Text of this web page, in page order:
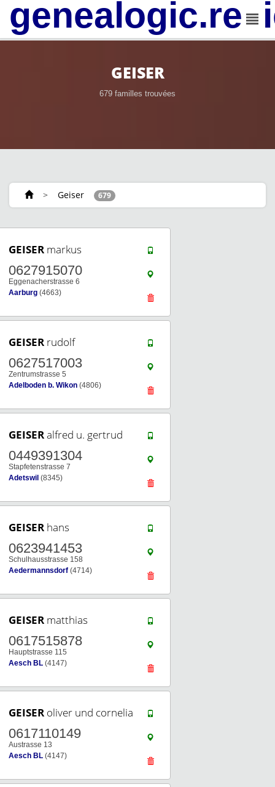
GEISER
679 familles trouvées
> Geiser 679
GEISER markus
0627915070
Eggenacherstrasse 6
Aarburg (4663)
GEISER rudolf
0627517003
Zentrumstrasse 5
Adelboden b. Wikon (4806)
GEISERalfred u. gertrud
0449391304
Stapfetenstrasse 7
Adetswil (8345)
GEISER hans
0623941453
Schulhausstrasse 158
Aedermannsdorf (4714)
GEISER matthias
0617515878
Hauptstrasse 115
Aesch BL (4147)
GEISER oliver und cornelia
0617110149
Austrasse 13
Aesch BL (4147)